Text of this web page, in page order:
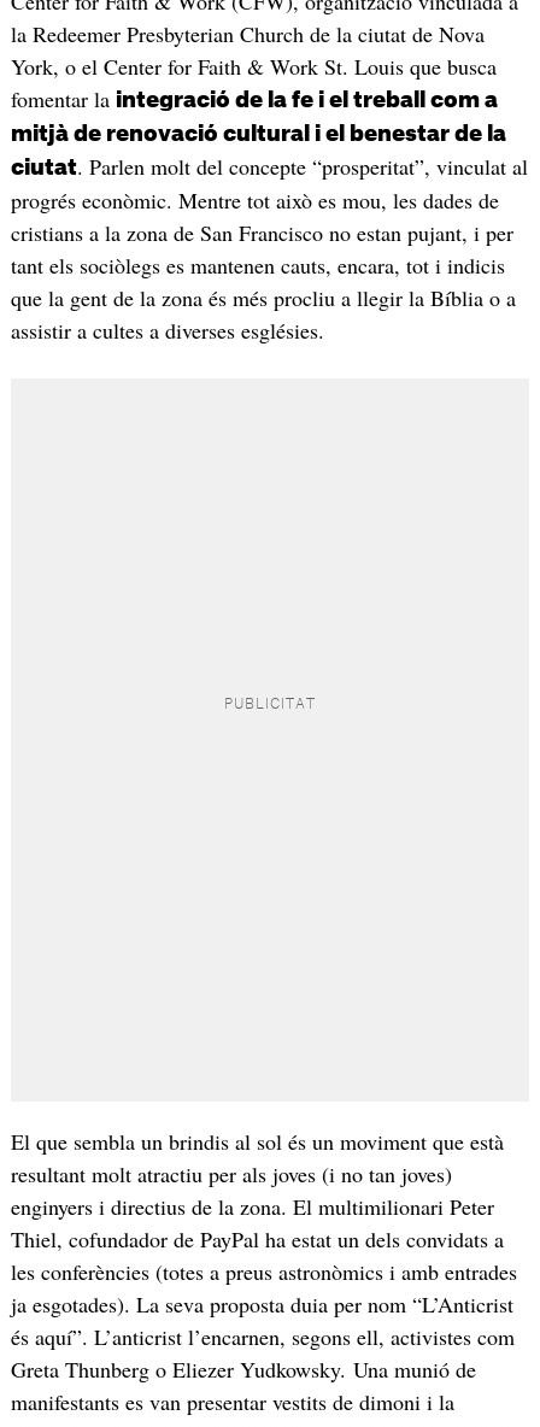
la Redeemer Presbyterian Church de la ciutat de Nova
York, o el Center for Faith & Work St. Louis que busca
fomentar la integració de la fe i el treball com a
mitjà de renovació cultural i el benestar de la
ciutat. Parlen molt del concepte “prosperitat”, vinculat al
progrés econòmic. Mentre tot això es mou, les dades de
cristians a la zona de San Francisco no estan pujant, i per
tant els sociòlegs es mantenen cauts, encara, tot i indicis
que la gent de la zona és més procliu a llegir la Bíblia o a
assistir a cultes a diverses esglésies.
El que sembla un brindis al sol és un moviment que està
resultant molt atractiu per als joves (i no tan joves)
enginyers i directius de la zona. El multimilionari Peter
Thiel, cofundador de PayPal ha estat un dels convidats a
les conferències (totes a preus astronòmics i amb entrades
ja esgotades). La seva proposta duia per nom “L’Anticrist
és aquí”. L’anticrist l’encarnen, segons ell, activistes com
Greta Thunberg o Eliezer Yudkowsky. Una munió de
manifestants es van presentar vestits de dimoni i la